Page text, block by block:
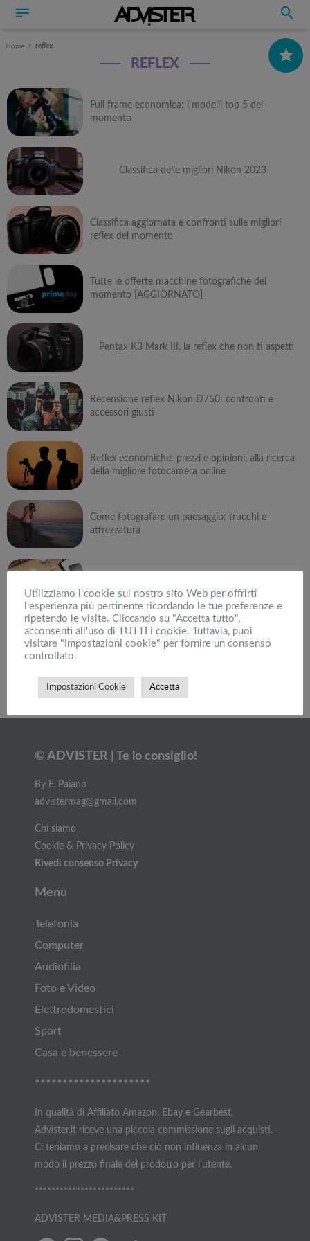
Home reflex
REFLEX
Full frame economica: i modelli top 5 del
momento
Classifica delle migliori Nikon 2023
Classifica aggiornata e confronti sulle migliori
reflex del momento
Tutte le offerte macchine fotografiche del
momento [AGGIORNATO]
Pentax K3 Mark III, la reflex che non ti aspetti
Recensione reflex Nikon D750: confronti e
accessori giusti
Reflex economiche: prezzi e opinioni, alla ricerca
della migliore fotocamera online
Come fotografare un paesaggio: trucchi e
attrezzatura
imperdibili: prendi nota
Macchina fotografica reflex: voglio la fotocamera
digitale nuova!
Carica altri
© ADVISTER | Te lo consiglio!
By F. Paiano
advistermag@gmail.com
Chi siamo
Cookie & Privacy Policy
Rivedi consenso Privacy
Menu
Telefonia
Computer
Audiofilia
Foto e Video
Elettrodomestici
Sport
Casa e benessere
*********************
In qualità di Affiliato Amazon, Ebay e Gearbest,
Advister.it riceve una piccola commissione sugli acquisti.
Ci teniamo a precisare che ciò non influenza in alcun
modo il prezzo finale del prodotto per l’utente.
************************
ADVISTER MEDIA&PRESS KIT
Utilizziamo i cookie sul nostro sito Web per offrirti
l'esperienza più pertinente ricordando le tue preferenze e
ripetendo le visite. Cliccando su "Accetta tutto",
acconsenti all'uso di TUTTI i cookie. Tuttavia, puoi
visitare "Impostazioni cookie" per fornire un consenso
controllato.
Impostazioni Cookie Accetta